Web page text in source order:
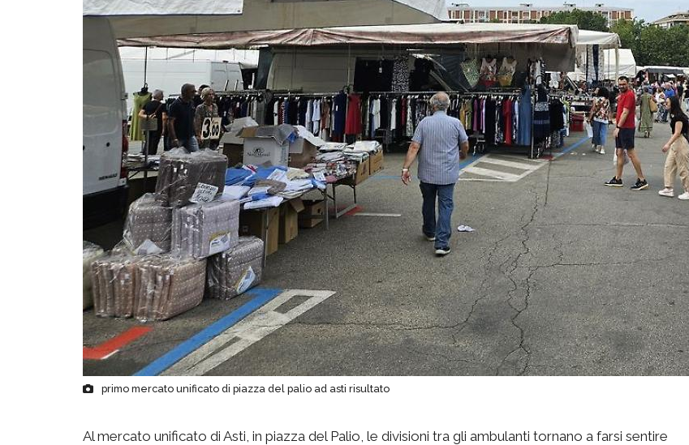
primo mercato unificato di piazza del palio ad asti risultato
Al mercato unificato di Asti, in piazza del Palio, le divisioni tra gli ambulanti tornano a farsi sentire